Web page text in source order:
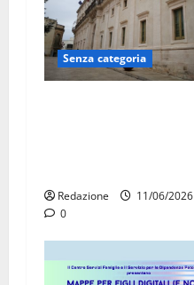
Senza categoria
Redazione
11/06/2026
0